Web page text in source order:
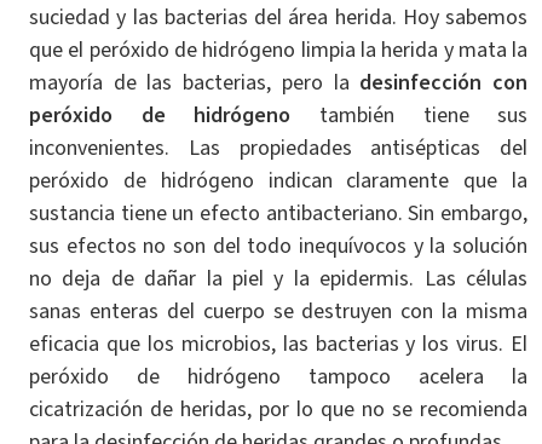
suciedad y las bacterias del área herida. Hoy sabemos
que el peróxido de hidrógeno limpia la herida y mata la
mayoría de las bacterias, pero la desinfección con
peróxido de hidrógeno también tiene sus
inconvenientes. Las propiedades antisépticas del
peróxido de hidrógeno indican claramente que la
sustancia tiene un efecto antibacteriano. Sin embargo,
sus efectos no son del todo inequívocos y la solución
no deja de dañar la piel y la epidermis. Las células
sanas enteras del cuerpo se destruyen con la misma
eficacia que los microbios, las bacterias y los virus. El
peróxido de hidrógeno tampoco acelera la
cicatrización de heridas, por lo que no se recomienda